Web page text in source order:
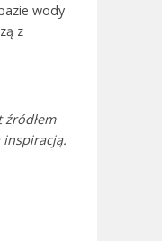
wody
z
inspiracją.